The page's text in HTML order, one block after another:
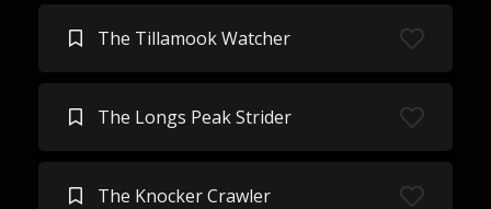
The Tillamook Watcher
The Longs Peak Strider
The Knocker Crawler